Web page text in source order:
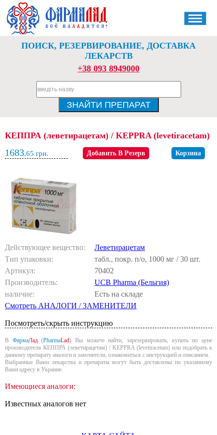
ПОИСК, РЕЗЕРВИРОВАНИЕ, ДОСТАВКА
ЛЕКАРСТВ
+38 093 8949000
КЕППРА (леветирацетам) / KEPPRA (levetiracetam)
1683,65 грн. Добавить В Резерв Корзина
Действующее вещество:
Леветирацетам
Тип упаковки:
табл., покр. п/о, 1000 мг / 30 шт.
Артикул:
70402
Производитель:
UCB Pharma (Бельгия)
наличие:
Есть на складе
Смотреть АНАЛОГИ / ЗАМЕНИТЕЛИ
Посмотреть/скрыть инструкцию
В ФармаЛад(PharmaLad) Вы можете найти, зарезервировать, купить по цене
производителя КЕППРА (леветирацетам) / KEPPRA (levetiracetam) или подобрать к
данному препарату аналоги и заменители, ознакомиться с инструкцией и описанием.
Выбранные Вами лекарства и препараты могут быть доставлены по указанному
Вами адресу в Украине.
Имеющиеся аналоги:
Известных аналогов нет